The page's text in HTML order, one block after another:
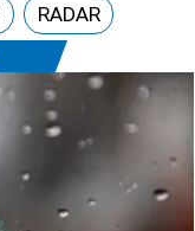
RADAR